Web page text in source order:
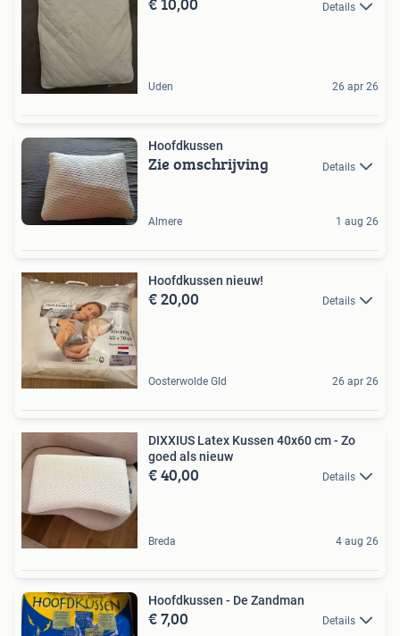
Details
Uden 26 apr 26
Hoofdkussen
Zie omschrijving Details
Almere 1 aug 26
Hoofdkussen nieuw!
€ 20,00 Details
Oosterwolde Gld 26 apr 26
DIXXIUS Latex Kussen 40x60 cm - Zo
goed als nieuw
€ 40,00 Details
Breda 4 aug 26
Hoofdkussen - De Zandman
€ 7,00 Details